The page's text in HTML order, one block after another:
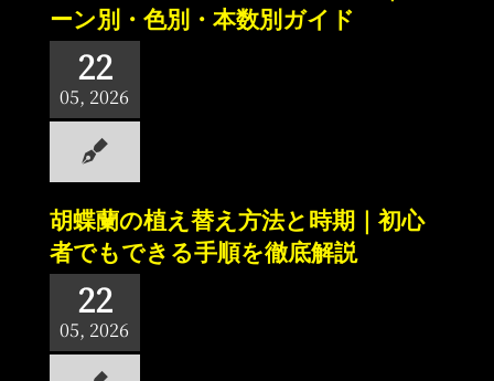
ーン別・色別・本数別ガイド
22
05, 2026
胡蝶蘭の植え替え方法と時期｜初心
者でもできる手順を徹底解説
22
05, 2026